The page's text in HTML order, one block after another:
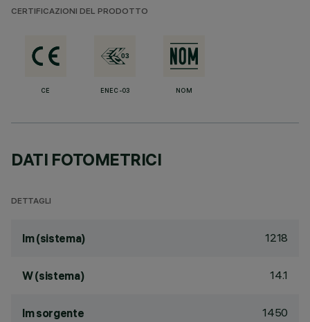
CERTIFICAZIONI DEL PRODOTTO
CE ENEC-03 NOM
DATI FOTOMETRICI
DETTAGLI
lm (sistema) 1218
W (sistema) 14.1
lm sorgente 1450